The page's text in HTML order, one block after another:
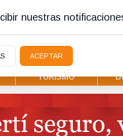
TURISMO
nuestras
ACEPTAR